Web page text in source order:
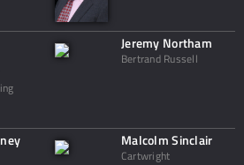
Jeremy Northam
Bertrand Russell
Malcolm Sinclair
Cartwright